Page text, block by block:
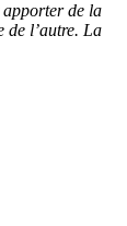
apporter de la
de l’autre. La